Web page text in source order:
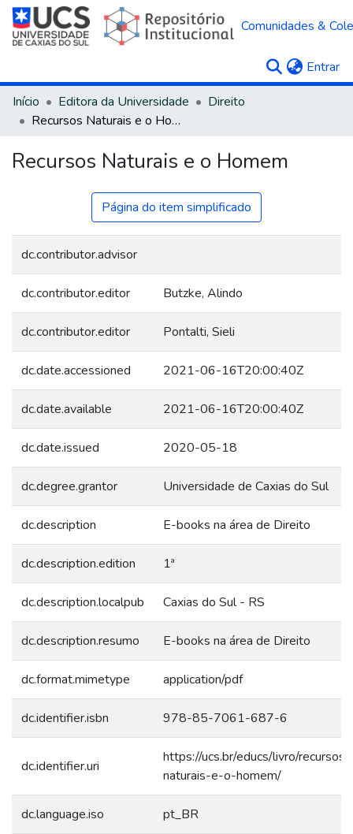
Comunidades &
Entrar
Início Editora da Universidade
Direito
Recursos Naturais e o Homem
Recursos Naturais e o Homem
Página do item simplificado
dc.contributor.advisor
dc.contributor.editor Butzke, Alindo
dc.contributor.editor Pontalti, Sieli
dc.date.accessioned 2021-06-16T20:00:40Z
dc.date.available 2021-06-16T20:00:40Z
dc.date.issued 2020-05-18
dc.degree.grantor Universidade de Caxias do Sul
dc.description E-books na área de Direito
dc.description.edition 1ª
dc.description.localpub Caxias do Sul - RS
dc.description.resumo E-books na área de Direito
dc.format.mimetype application/pdf
dc.identifier.isbn 978-85-7061-687-6
dc.identifier.uri
https://ucs.br/educs/livro/recursos-
naturais-e-o-homem/
dc.language.iso pt_BR